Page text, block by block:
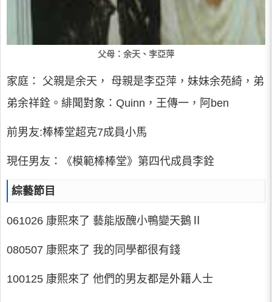
父母：余天、李亞萍
家庭： 父親是余天， 母親是李亞萍，妹妹余苑綺，弟
弟余祥銓。緋聞對象：Quinn，王傳一，阿ben
前男友:棒棒堂超克7成員小馬
現任男友：《模範棒棒堂》第四代成員李銓
綜藝節目
061026 康熙來了 藝能版醜小鴨變天鵝Ⅱ
080507 康熙來了 我的同學都很有錢
100125 康熙來了 他們的男友都是外籍人士